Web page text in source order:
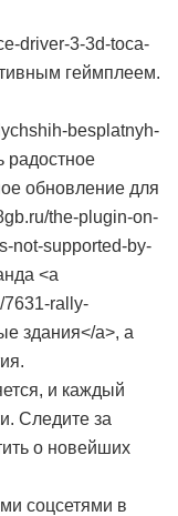
driver-3-3d-toca-
геймплеем.
besplatnyh-
радостное
обновление для
the-plugin-on-
not-supported-by-
<a
7631-rally-
здания</a>, а
и каждый
Следите за
о новейших
соцсетями в